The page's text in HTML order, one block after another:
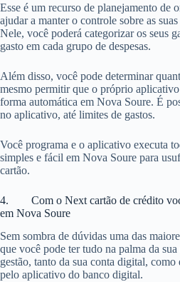
Esse é um recurso de planejamento de
ajudar a manter o controle sobre as
Nele, você poderá categorizar os seus
gasto em cada grupo de despesas.
Além disso, você pode determinar
mesmo permitir que o próprio
forma automática em Nova Soure. É
no aplicativo, até limites de gastos.
Você programa e o aplicativo executa
simples e fácil em Nova Soure para
cartão.
4. Com o Next cartão de crédito
em Nova Soure
Sem sombra de dúvidas uma das
que você pode ter tudo na palma da
gestão, tanto da sua conta digital,
pelo aplicativo do banco digital.